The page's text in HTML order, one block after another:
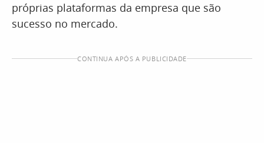
próprias plataformas da empresa que são
sucesso no mercado.
CONTINUA APÓS A PUBLICIDADE